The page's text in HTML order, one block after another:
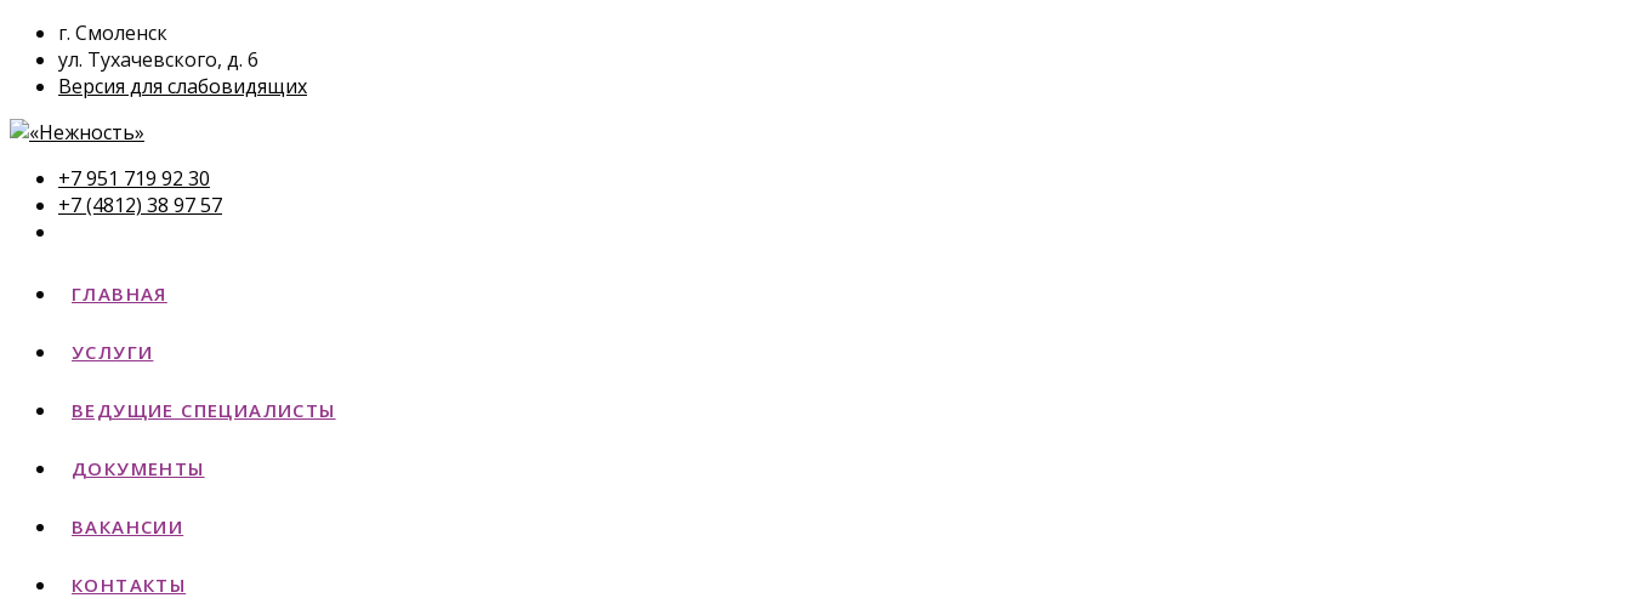
г. Смоленск
ул. Тухачевского, д. 6
Версия для слабовидящих
+7 951 719 92 30
+7 (4812) 38 97 57
ГЛАВНАЯ
УСЛУГИ
ВЕДУЩИЕ СПЕЦИАЛИСТЫ
ДОКУМЕНТЫ
ВАКАНСИИ
КОНТАКТЫ